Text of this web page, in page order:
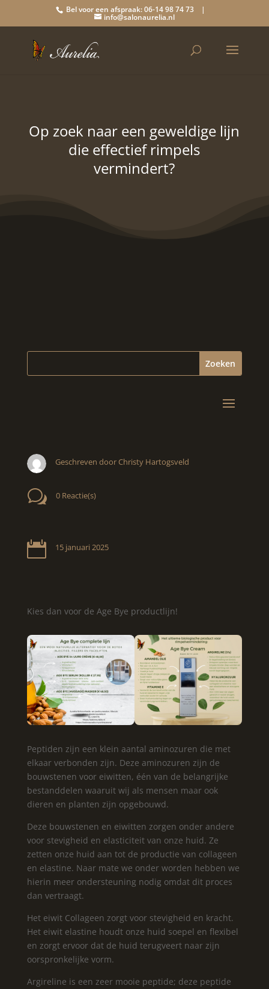
Bel voor een afspraak: 06-14 98 74 73 |
info@salonaurelia.nl
Op zoek naar een geweldige lijn
die effectief rimpels
vermindert?
Geschreven door Christy Hartogsveld
w 0 Reactie(s)
 15 januari 2025
Kies dan voor de Age Bye productlijn!
Peptiden zijn een klein aantal aminozuren die met
elkaar verbonden zijn. Deze aminozuren zijn de
bouwstenen voor eiwitten, één van de belangrijke
bestanddelen waaruit wij als mensen maar ook
dieren en planten zijn opgebouwd.
Deze bouwstenen en eiwitten zorgen onder andere
voor stevigheid en elasticiteit van onze huid. Ze
zetten onze huid aan tot de productie van collageen
en elastine. Naar mate we onder worden hebben we
hierin meer ondersteuning nodig omdat dit proces
dan vertraagt.
Het eiwit Collageen zorgt voor stevigheid en kracht.
Het eiwit elastine houdt onze huid soepel en flexibel
en zorgt ervoor dat de huid terugveert naar zijn
oorspronkelijke vorm.
Argireline is een zeer mooie peptide; deze peptide